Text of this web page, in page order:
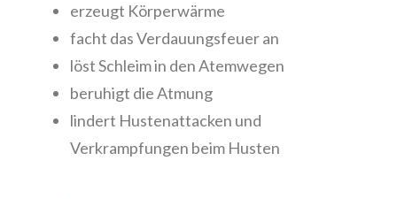
erzeugt Körperwärme
facht das Verdauungsfeuer an
löst Schleim in den Atemwegen
beruhigt die Atmung
lindert Hustenattacken und
Verkrampfungen beim Husten